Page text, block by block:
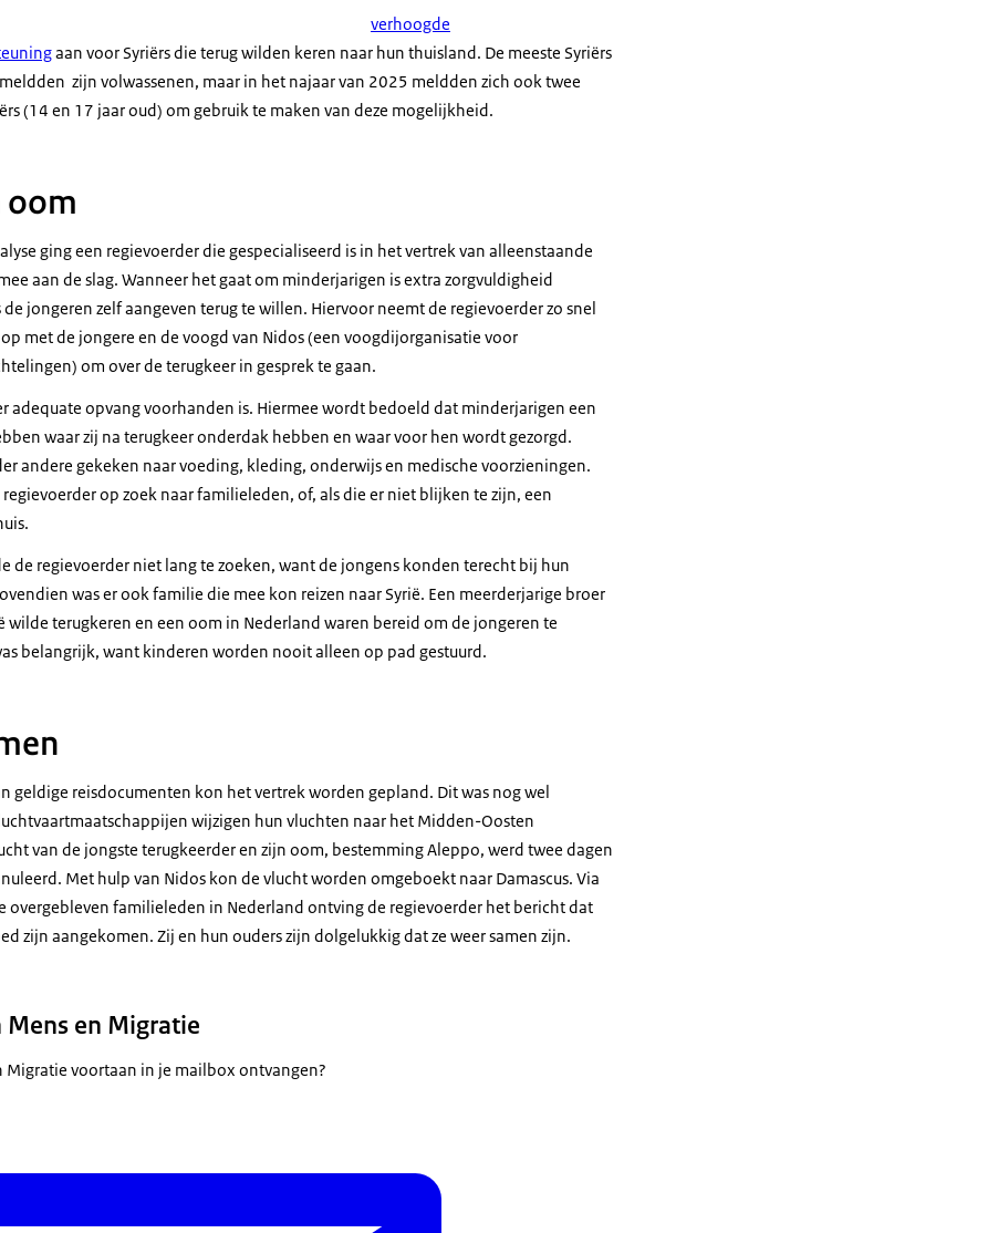
verhoogde
aan voor Syriërs die terug wilden keren naar hun thuisland. De meeste Syriërs
zijn volwassenen, maar in het najaar van 2025 meldden zich ook twee
(14 en 17 jaar oud) om gebruik te maken van deze mogelijkheid.
oom
ging een regievoerder die gespecialiseerd is in het vertrek van alleenstaande
aan de slag. Wanneer het gaat om minderjarigen is extra zorgvuldigheid
jongeren zelf aangeven terug te willen. Hiervoor neemt de regievoerder zo snel
met de jongere en de voogd van Nidos (een voogdijorganisatie voor
om over de terugkeer in gesprek te gaan.
adequate opvang voorhanden is. Hiermee wordt bedoeld dat minderjarigen een
waar zij na terugkeer onderdak hebben en waar voor hen wordt gezorgd.
andere gekeken naar voeding, kleding, onderwijs en medische voorzieningen.
regievoerder op zoek naar familieleden, of, als die er niet blijken te zijn, een
de regievoerder niet lang te zoeken, want de jongens konden terecht bij hun
was er ook familie die mee kon reizen naar Syrië. Een meerderjarige broer
wilde terugkeren en een oom in Nederland waren bereid om de jongeren te
belangrijk, want kinderen worden nooit alleen op pad gestuurd.
geldige reisdocumenten kon het vertrek worden gepland. Dit was nog wel
wijzigen hun vluchten naar het Midden-Oosten
van de jongste terugkeerder en zijn oom, bestemming Aleppo, werd twee dagen
Met hulp van Nidos kon de vlucht worden omgeboekt naar Damascus. Via
overgebleven familieleden in Nederland ontving de regievoerder het bericht dat
zijn aangekomen. Zij en hun ouders zijn dolgelukkig dat ze weer samen zijn.
en Migratie
Migratie voortaan in je mailbox ontvangen?